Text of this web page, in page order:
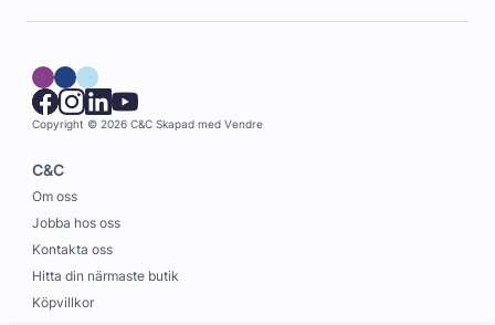
Copyright © 2026 C&C Skapad med Vendre
C&C
Om oss
Jobba hos oss
Kontakta oss
Hitta din närmaste butik
Köpvillkor